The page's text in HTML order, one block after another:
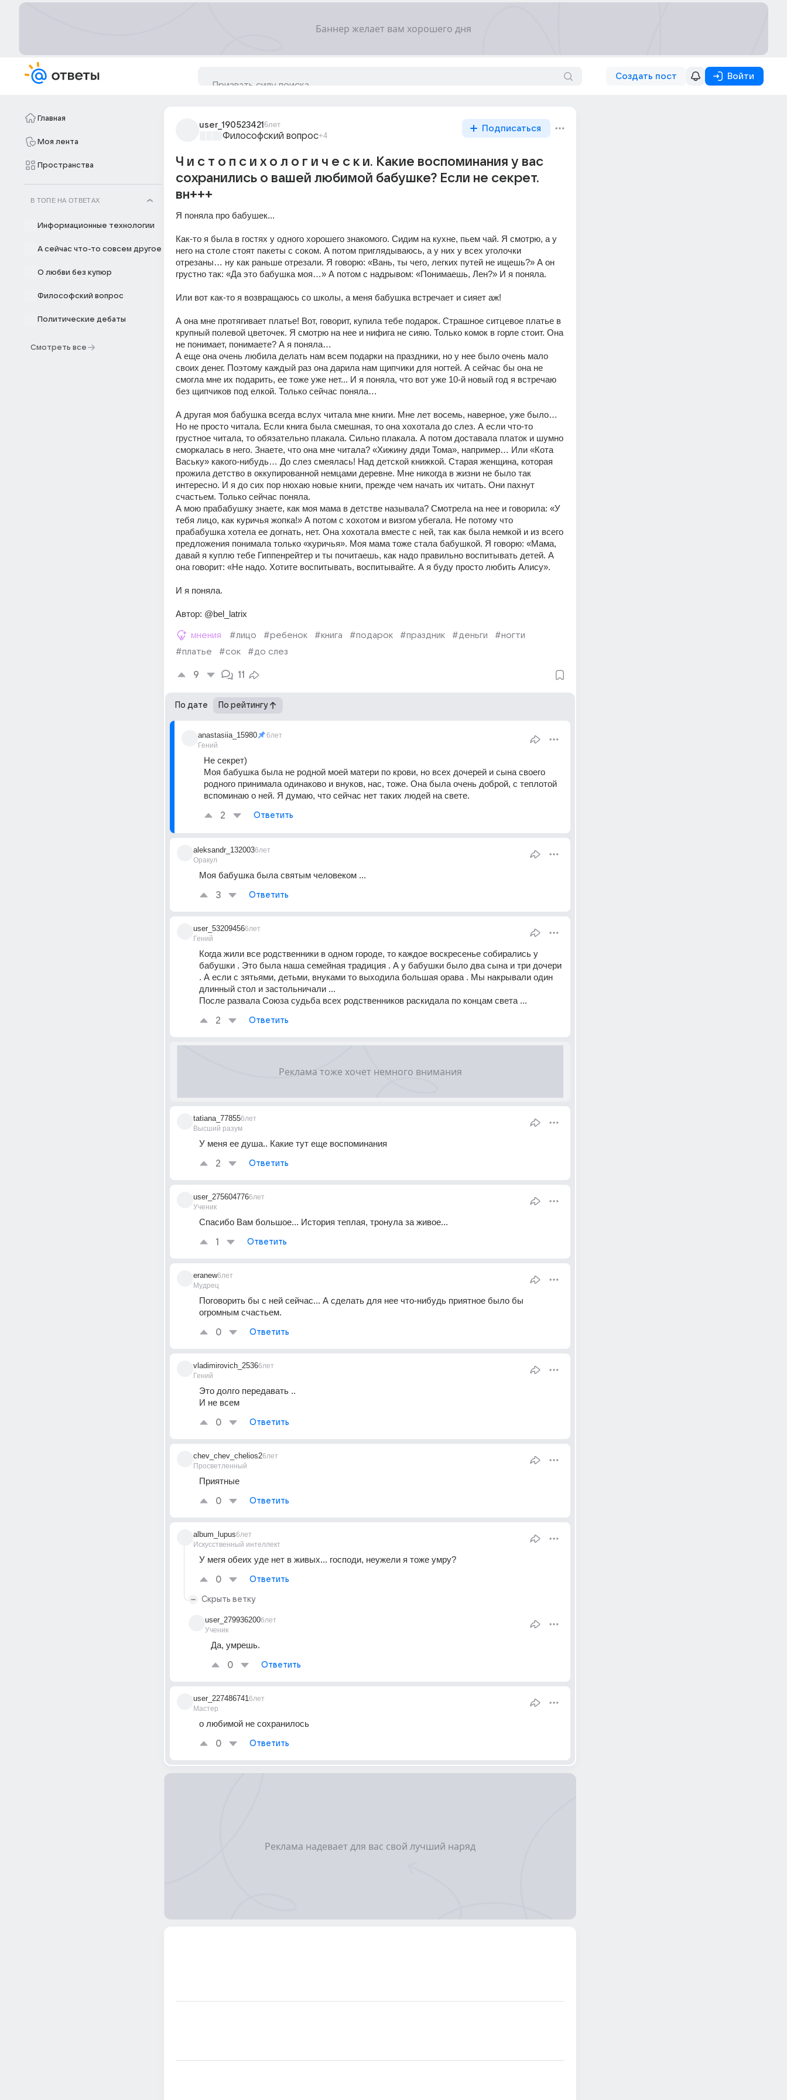
Создать пост Войти
Главная
Моя лента
Пространства
В ТОПЕ НА ОТВЕТАХ
Информационные технологии
А сейчас что-то совсем другое
О любви без купюр
Философский вопрос
Политические дебаты
Смотреть все
user_190523421 6лет
Философский вопрос+4
Подписаться
Ч и с т о п с и х о л о г и ч е с к и. Какие воспоминания у вас
сохранились о вашей любимой бабушке? Если не секрет.
вн+++
Я поняла про бабушек...
Как-то я была в гостях у одного хорошего знакомого. Сидим на кухне, пьем чай. Я смотрю, а у
него на столе стоят пакеты с соком. А потом приглядываюсь, а у них у всех уголочки
отрезаны… ну как раньше отрезали. Я говорю: «Вань, ты чего, легких путей не ищешь?» А он
грустно так: «Да это бабушка моя…» А потом с надрывом: «Понимаешь, Лен?» И я поняла.
Или вот как-то я возвращаюсь со школы, а меня бабушка встречает и сияет аж!
А она мне протягивает платье! Вот, говорит, купила тебе подарок. Страшное ситцевое платье в
крупный полевой цветочек. Я смотрю на нее и нифига не сияю. Только комок в горле стоит. Она
не понимает, понимаете? А я поняла…
А еще она очень любила делать нам всем подарки на праздники, но у нее было очень мало
своих денег. Поэтому каждый раз она дарила нам щипчики для ногтей. А сейчас бы она не
смогла мне их подарить, ее тоже уже нет... И я поняла, что вот уже 10-й новый год я встречаю
без щипчиков под елкой. Только сейчас поняла…
А другая моя бабушка всегда вслух читала мне книги. Мне лет восемь, наверное, уже было…
Но не просто читала. Если книга была смешная, то она хохотала до слез. А если что-то
грустное читала, то обязательно плакала. Сильно плакала. А потом доставала платок и шумно
сморкалась в него. Знаете, что она мне читала? «Хижину дяди Тома», например… Или «Кота
Ваську» какого-нибудь… До слез смеялась! Над детской книжкой. Старая женщина, которая
прожила детство в оккупированной немцами деревне. Мне никогда в жизни не было так
интересно. И я до сих пор нюхаю новые книги, прежде чем начать их читать. Они пахнут
счастьем. Только сейчас поняла.
А мою прабабушку знаете, как моя мама в детстве называла? Смотрела на нее и говорила: «У
тебя лицо, как куричья жопка!» А потом с хохотом и визгом убегала. Не потому что
прабабушка хотела ее догнать, нет. Она хохотала вместе с ней, так как была немкой и из всего
предложения понимала только «куричья». Моя мама тоже стала бабушкой. Я говорю: «Мама,
давай я куплю тебе Гиппенрейтер и ты почитаешь, как надо правильно воспитывать детей. А
она говорит: «Не надо. Хотите воспитывать, воспитывайте. А я буду просто любить Алису».
И я поняла.
Автор: @bel_latrix
мнения #лицо #ребенок #книга #подарок #праздник #деньги
#ногти
#платье
#сок #до слез
9 11
По дате По рейтингу
anastasiia_15980
Гений
6лет
Не секрет)
Моя бабушка была не родной моей матери по крови, но всех дочерей и сына своего
родного принимала одинаково и внуков, нас, тоже. Она была очень доброй, с теплотой
вспоминаю о ней. Я думаю, что сейчас нет таких людей на свете.
2 Ответить
aleksandr_132003
Оракул
6лет
Моя бабушка была святым человеком ...
3 Ответить
user_53209456
Гений
6лет
Когда жили все родственники в одном городе, то каждое воскресенье собирались у
бабушки . Это была наша семейная традиция . А у бабушки было два сына и три дочери
. А если с зятьями, детьми, внуками то выходила большая орава . Мы накрывали один
длинный стол и застольничали ...
После развала Союза судьба всех родственников раскидала по концам света ...
2 Ответить
tatiana_77855
Высший разум
6лет
У меня ее душа.. Какие тут еще воспоминания
2 Ответить
user_275604776
Ученик
6лет
Спасибо Вам большое... История теплая, тронула за живое...
1 Ответить
eranew
Мудрец
6лет
Поговорить бы с ней сейчас... А сделать для нее что-нибудь приятное было бы
огромным счастьем.
0 Ответить
vladimirovich_2536
Гений
6лет
Это долго передавать ..
И не всем
0 Ответить
chev_chev_chelios2
Просветленный
6лет
Приятные
0 Ответить
album_lupus
Искусственный интеллект
6лет
У мегя обеих уде нет в живых... господи, неужели я тоже умру?
0 Ответить
Скрыть ветку
user_279936200
Ученик
6лет
Да, умрешь.
0 Ответить
user_227486741
Мастер
6лет
о любимой не сохранилось
0 Ответить